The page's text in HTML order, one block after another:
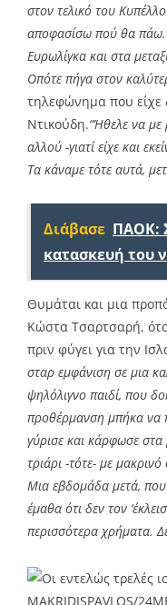
στον τελικό του
αποφασίσω πού θα πάω.
Ευρωλίγκα και στα
Οπότε πήγα στον
τηλεφώνημα που είχε
Ντικούδη.“Ήθελε να
αλλού -γιατί είχε και
Τα κάναμε τότε αυτά,
Διάβασε ΠΑΟΚ:
κατασκευή του
Θυμάται και μια
Κώστα Τσαρτσαρή,
πριν φύγει για την
σταρ εμφάνιση σε μια
ψηλόλιγνο παιδί, που
προθέρμανση μπήκα να
γύρισε και κάρφωσε
τριάρι -τότε- με
Μια εβδομάδα μετά, που
έμαθα ότι δεν τον
περισσότερα χρήματα.
MAKRIDISPAVLOS/